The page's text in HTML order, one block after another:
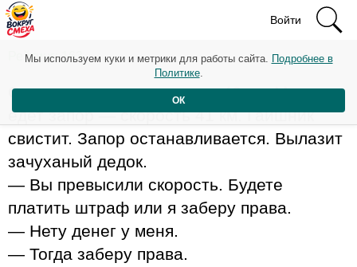
Войти
Рейтинг: 163
Стоит гаишник под знаком 40 км. Мимо
едет запор — скорость 41 км. Гаишник
свистит. Запор останавливается. Вылазит
зачуханый дедок.
— Вы превысили скорость. Будете
платить штраф или я заберу права.
— Нету денег у меня.
— Тогда заберу права.
Мы используем куки и метрики для работы сайта. Подробнее в
Политике.
ОК